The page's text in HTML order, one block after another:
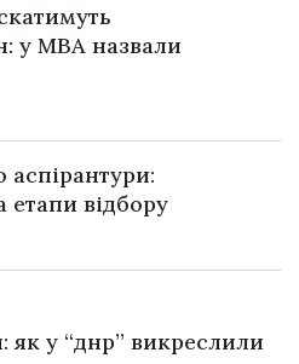
у МВА назвали
аспірантури:
етапи відбору
як у “днр” викреслили